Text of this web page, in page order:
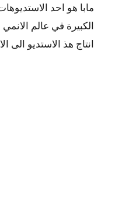
مابا هو احد
الكبيرة في عالم
انتاج هذ الاستديو الى